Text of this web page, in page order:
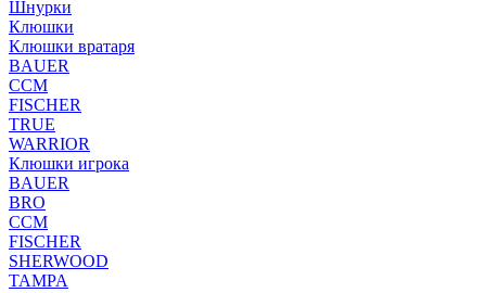
Шнурки
Клюшки
Клюшки вратаря
BAUER
CCM
FISCHER
TRUE
WARRIOR
Клюшки игрока
BAUER
BRO
CCM
FISCHER
SHERWOOD
TAMPA